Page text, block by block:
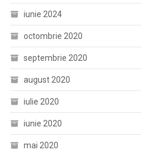
iunie 2024
octombrie 2020
septembrie 2020
august 2020
iulie 2020
iunie 2020
mai 2020